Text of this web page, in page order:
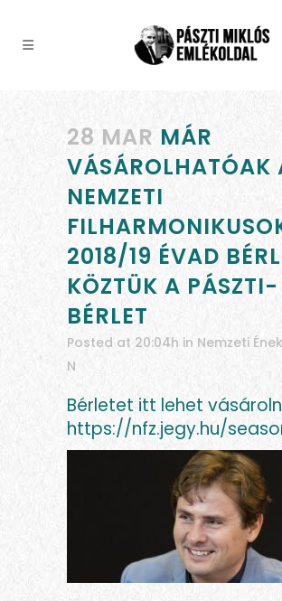
28 MAR MÁR
VÁSÁROLHATÓAK
NEMZETI
2018/19 ÉVAD
KÖZTÜK A PÁSZTI-
BÉRLET
Posted at 20:04h in Nemzeti
N
Bérletet itt lehet
https://nfz.jegy.hu/